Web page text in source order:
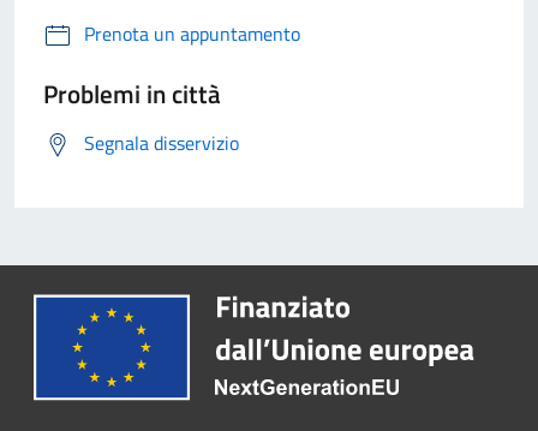
Prenota un appuntamento
Problemi in città
Segnala disservizio